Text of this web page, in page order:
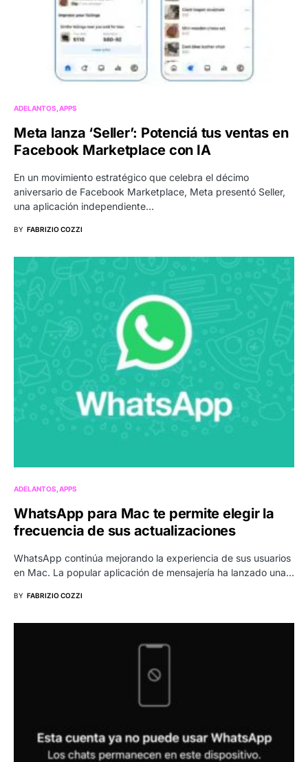
ADELANTOS APPS
Meta lanza ‘Seller’: Potenciá tus ventas en
Facebook Marketplace con IA
En un movimiento estratégico que celebra el décimo
aniversario de Facebook Marketplace, Meta presentó Seller,
una aplicación independiente…
BY FABRIZIO COZZI
ADELANTOS APPS
WhatsApp para Mac te permite elegir la
frecuencia de sus actualizaciones
WhatsApp continúa mejorando la experiencia de sus usuarios
en Mac. La popular aplicación de mensajería ha lanzado una…
BY FABRIZIO COZZI